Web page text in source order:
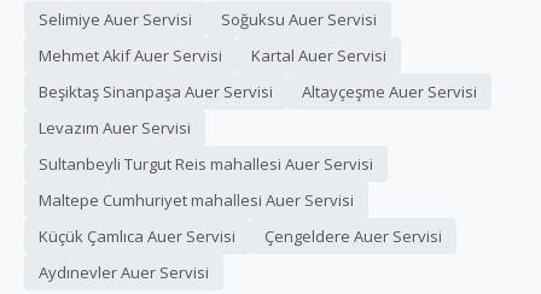
Selimiye Auer Servisi
Soğuksu Auer Servisi
Mehmet Akif Auer Servisi
Kartal Auer Servisi
Beşiktaş Sinanpaşa Auer Servisi
Altayçeşme Auer Servisi
Levazım Auer Servisi
Sultanbeyli Turgut Reis mahallesi Auer Servisi
Maltepe Cumhuriyet mahallesi Auer Servisi
Küçük Çamlıca Auer Servisi
Çengeldere Auer Servisi
Aydınevler Auer Servisi